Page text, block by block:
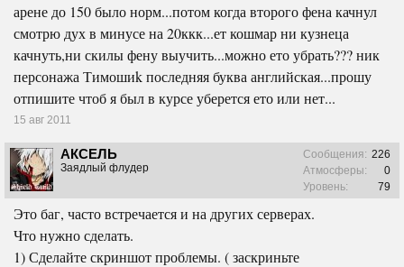
арене до 150 было норм...потом когда второго фена качнул
смотрю дух в минусе на 20ккк...ет кошмар ни кузнеца
качнуть,ни скилы фену выучить...можно ето убрать??? ник
персонажа Тимошиk последняя буква английская...прошу
отпишите чтоб я был в курсе уберется ето или нет...
15 авг 2011
АКСЕЛЬ
Заядлый флудер
Сообщения: 226
Атмосферы:
0
Уровень:
79
Это баг, часто встречается и на других серверах.
Что нужно сделать.
1) Сделайте скриншот проблемы. ( заскриньте